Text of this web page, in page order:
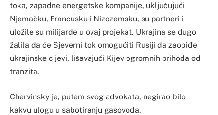
toka, zapadne energetske kompanije, uključujući
Njemačku, Francusku i Nizozemsku, su partneri i
uložile su milijarde u ovaj projekat. Ukrajina se dugo
žalila da će Sjeverni tok omogućiti Rusiji da zaobiđe
ukrajinske cijevi, lišavajući Kijev ogromnih prihoda od
tranzita.
Chervinsky je, putem svog advokata, negirao bilo
kakvu ulogu u sabotiranju gasovoda.